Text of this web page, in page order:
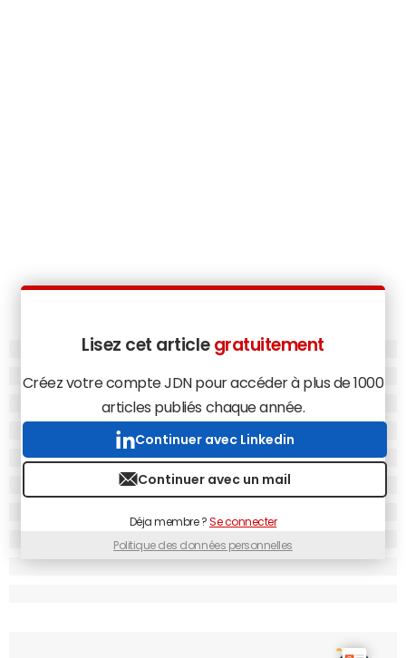
Lisez cet article gratuitement
Créez votre compte JDN pour accéder à plus de 1000
articles publiés chaque année.
Continuer avec Linkedin
Continuer avec un mail
Déja membre ?Se connecter
Politique des données personnelles